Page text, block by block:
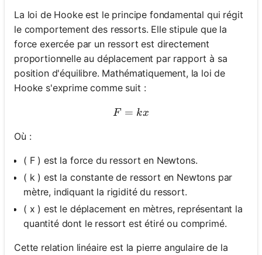
La loi de Hooke est le principe fondamental qui régit
le comportement des ressorts. Elle stipule que la
force exercée par un ressort est directement
proportionnelle au déplacement par rapport à sa
position d'équilibre. Mathématiquement, la loi de
Hooke s'exprime comme suit :
F = kx
F = kx
Où :
( F ) est la force du ressort en Newtons.
( k ) est la constante de ressort en Newtons par
mètre, indiquant la rigidité du ressort.
( x ) est le déplacement en mètres, représentant la
quantité dont le ressort est étiré ou comprimé.
Cette relation linéaire est la pierre angulaire de la